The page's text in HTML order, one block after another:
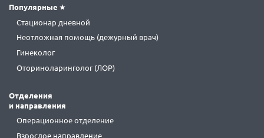
Популярные
Стационар дневной
Неотложная помощь (дежурный врач)
Гинеколог
Оториноларинголог (ЛОР)
Отделения
и направления
Операционное отделение
Взрослое направление